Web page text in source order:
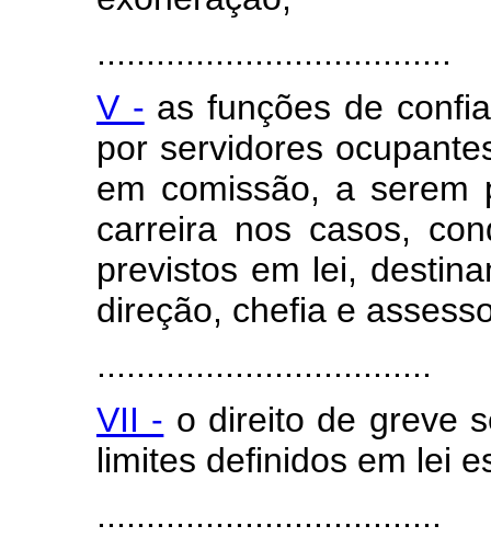
....................................
V - as funções de
por servidores
em comissão, a serem
carreira nos casos,
previstos em lei,
direção, chefia e
..................................
VII - o direito de greve
limites definidos em lei
...................................